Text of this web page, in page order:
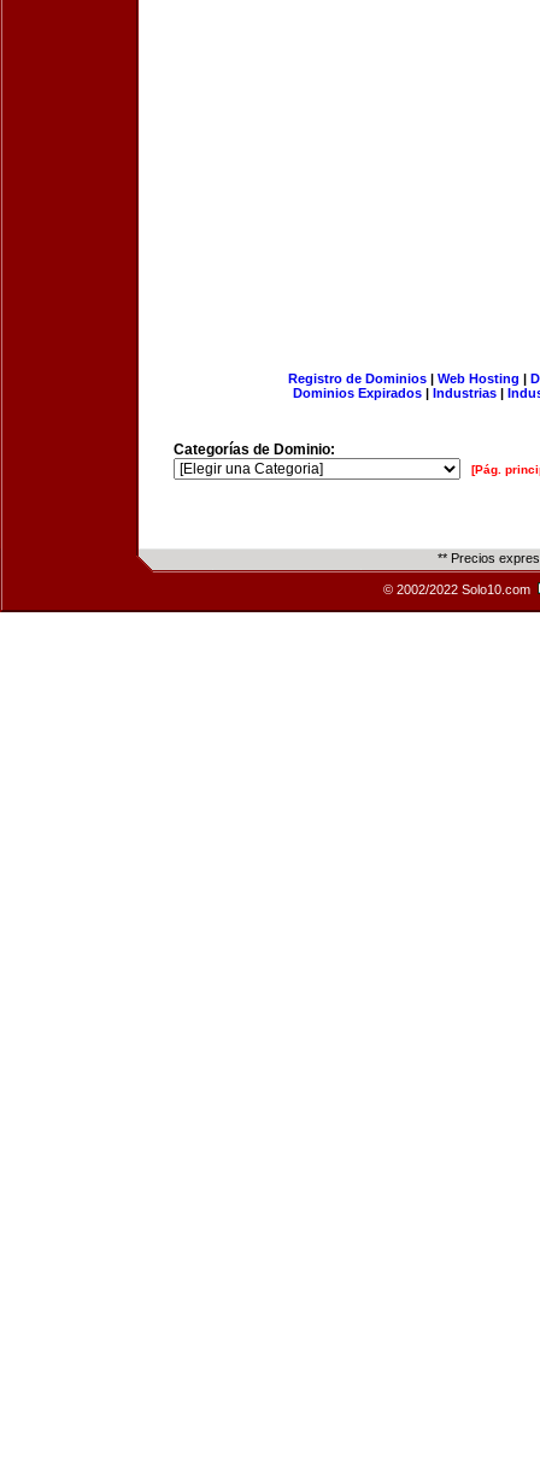
Registro de Dominios| Web Hosting |
Dominios Expirados | Industrias |
Categorías de Dominio:
[Pág.
** Precios
© 2002/2022 Solo10.com